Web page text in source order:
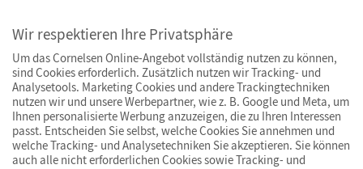
Wir respektieren Ihre Privatsphäre
Um das Cornelsen Online-Angebot vollständig nutzen zu können,
sind Cookies erforderlich. Zusätzlich nutzen wir Tracking- und
Analysetools. Marketing Cookies und andere Trackingtechniken
nutzen wir und unsere Werbepartner, wie z. B. Google und Meta, um
Ihnen personalisierte Werbung anzuzeigen, die zu Ihren Interessen
passt. Entscheiden Sie selbst, welche Cookies Sie annehmen und
welche Tracking- und Analysetechniken Sie akzeptieren. Sie können
auch alle nicht erforderlichen Cookies sowie Tracking- und